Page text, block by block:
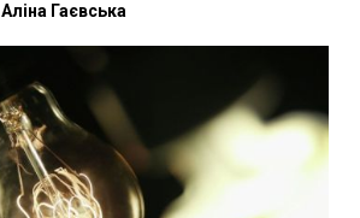
Аліна Гаєвська